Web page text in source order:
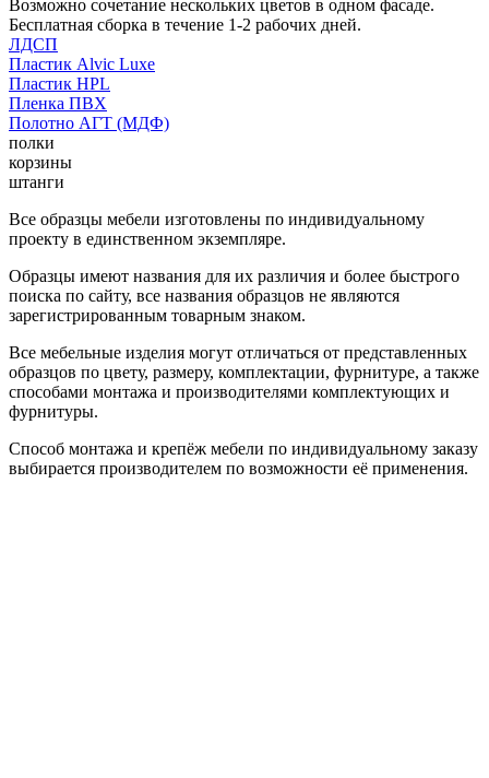
Возможно сочетание нескольких цветов в одном фасаде.
Бесплатная сборка в течение 1-2 рабочих дней.
ЛДСП
Пластик Alvic Luxe
Пластик HPL
Пленка ПВХ
Полотно АГТ (МДФ)
полки
корзины
штанги
Все образцы мебели изготовлены по индивидуальному
проекту в единственном экземпляре.
Образцы имеют названия для их различия и более быстрого
поиска по сайту, все названия образцов не являются
зарегистрированным товарным знаком.
Все мебельные изделия могут отличаться от представленных
образцов по цвету, размеру, комплектации, фурнитуре, а также
способами монтажа и производителями комплектующих и
фурнитуры.
Способ монтажа и крепёж мебели по индивидуальному заказу
выбирается производителем по возможности её применения.